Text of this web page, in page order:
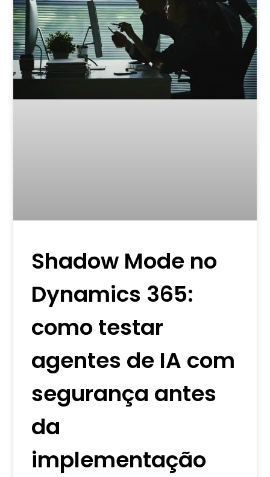
Shadow Mode no
Dynamics 365:
como testar
agentes de IA com
segurança antes
da
implementação